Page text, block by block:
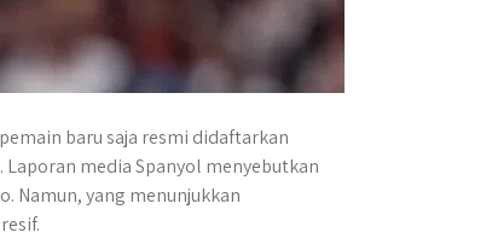
baru saja resmi didaftarkan
media Spanyol menyebutkan
Namun, yang menunjukkan